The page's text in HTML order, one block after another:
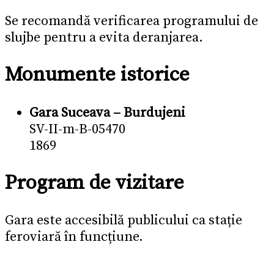
Se recomandă verificarea programului de
slujbe pentru a evita deranjarea.
Monumente istorice
Gara Suceava – Burdujeni
SV-II-m-B-05470
1869
Program de vizitare
Gara este accesibilă publicului ca stație
feroviară în funcțiune.